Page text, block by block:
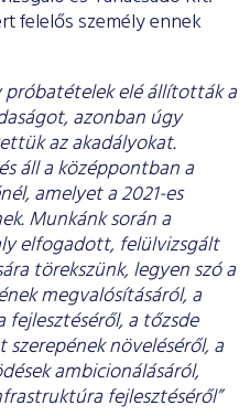
felelős személy ennek
elé állították a
azonban úgy
az akadályokat.
áll a középpontban a
amelyet a 2021-es
Munkánk során a
elfogadott, felülvizsgált
törekszünk, legyen szó a
megvalósításáról, a
fejlesztéséről, a tőzsde
növeléséről, a
ambicionálásáról,
fejlesztéséről”